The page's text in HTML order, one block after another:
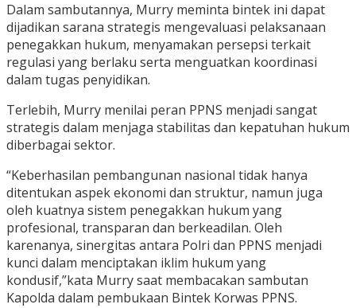
Dalam sambutannya, Murry meminta bintek ini dapat
dijadikan sarana strategis mengevaluasi pelaksanaan
penegakkan hukum, menyamakan persepsi terkait
regulasi yang berlaku serta menguatkan koordinasi
dalam tugas penyidikan.
Terlebih, Murry menilai peran PPNS menjadi sangat
strategis dalam menjaga stabilitas dan kepatuhan hukum
diberbagai sektor.
“Keberhasilan pembangunan nasional tidak hanya
ditentukan aspek ekonomi dan struktur, namun juga
oleh kuatnya sistem penegakkan hukum yang
profesional, transparan dan berkeadilan. Oleh
karenanya, sinergitas antara Polri dan PPNS menjadi
kunci dalam menciptakan iklim hukum yang
kondusif,”kata Murry saat membacakan sambutan
Kapolda dalam pembukaan Bintek Korwas PPNS.